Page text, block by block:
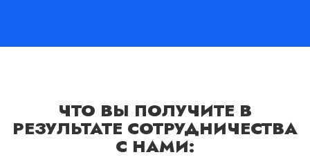
ЧТО ВЫ ПОЛУЧИТЕ В
РЕЗУЛЬТАТЕ СОТРУДНИЧЕСТВА
С НАМИ: